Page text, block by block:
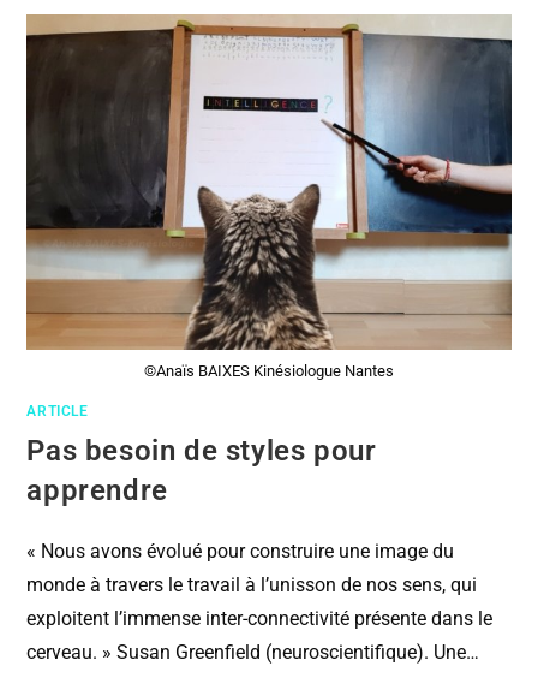
©Anaïs BAIXES Kinésiologue Nantes
ARTICLE
Pas besoin de styles pour
apprendre
« Nous avons évolué pour construire une image du
monde à travers le travail à l’unisson de nos sens, qui
exploitent l’immense inter-connectivité présente dans le
cerveau. » Susan Greenfield (neuroscientifique). Une…